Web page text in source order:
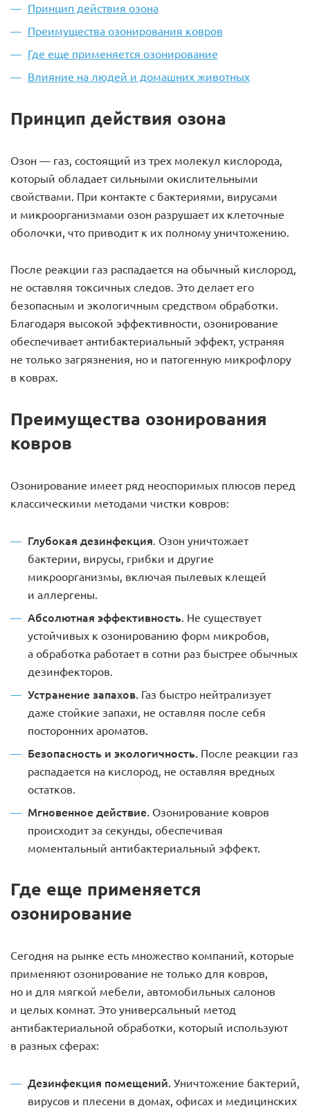
Принцип действия озона
Преимущества озонирования ковров
Где еще применяется озонирование
Влияние на людей и домашних животных
Принцип действия озона
Озон — газ, состоящий из трех молекул кислорода,
который обладает сильными окислительными
свойствами. При контакте с бактериями, вирусами
и микроорганизмами озон разрушает их клеточные
оболочки, что приводит к их полному уничтожению.
После реакции газ распадается на обычный кислород,
не оставляя токсичных следов. Это делает его
безопасным и экологичным средством обработки.
Благодаря высокой эффективности, озонирование
обеспечивает антибактериальный эффект, устраняя
не только загрязнения, но и патогенную микрофлору
в коврах.
Преимущества озонирования
ковров
Озонирование имеет ряд неоспоримых плюсов перед
классическими методами чистки ковров:
Глубокая дезинфекция . Озон уничтожает
бактерии, вирусы, грибки и другие
микроорганизмы, включая пылевых клещей
и аллергены.
Абсолютная эффективность. Не существует
устойчивых к озонированию форм микробов,
а обработка работает в сотни раз быстрее обычных
дезинфекторов.
Устранение запахов. Газ быстро нейтрализует
даже стойкие запахи, не оставляя после себя
посторонних ароматов.
Безопасность и экологичность. После реакции газ
распадается на кислород, не оставляя вредных
остатков.
Мгновенное действие. Озонирование ковров
происходит за секунды, обеспечивая
моментальный антибактериальный эффект.
Где еще применяется
озонирование
Сегодня на рынке есть множество компаний, которые
применяют озонирование не только для ковров,
но и для мягкой мебели, автомобильных салонов
и целых комнат. Это универсальный метод
антибактериальной обработки, который используют
в разных сферах:
Дезинфекция помещений. Уничтожение бактерий,
вирусов и плесени в домах, офисах и медицинских